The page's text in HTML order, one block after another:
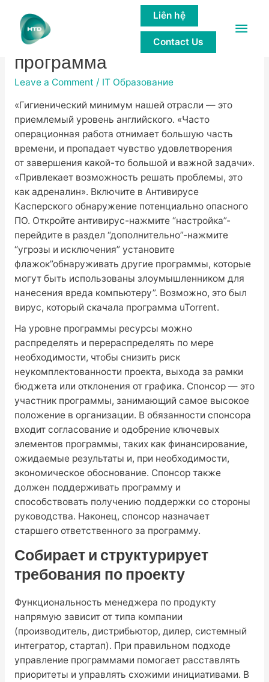
Main
Liên hệ
Contact Us
Program manager что это за
программа
Leave a Comment / IT Образование
«Гигиенический минимум нашей отрасли — это
приемлемый уровень английского. «Часто
операционная работа отнимает большую часть
времени, и пропадает чувство удовлетворения
от завершения какой-то большой и важной задачи».
«Привлекает возможность решать проблемы, это
как адреналин». Включите в Антивирусе
Касперского обнаружение потенциально опасного
ПО. Откройте антивирус-нажмите “настройка”-
перейдите в раздел “дополнительно”-нажмите
“угрозы и исключения” установите
флажок”обнаруживать другие программы, которые
могут быть использованы злоумышленником для
нанесения вреда компьютеру”. Возможно, это был
вирус, который скачала программа uTorrent.
На уровне программы ресурсы можно
распределять и перераспределять по мере
необходимости, чтобы снизить риск
неукомплектованности проекта, выхода за рамки
бюджета или отклонения от графика. Спонсор — это
участник программы, занимающий самое высокое
положение в организации. В обязанности спонсора
входит согласование и одобрение ключевых
элементов программы, таких как финансирование,
ожидаемые результаты и, при необходимости,
экономическое обоснование. Спонсор также
должен поддерживать программу и
способствовать получению поддержки со стороны
руководства. Наконец, спонсор назначает
старшего ответственного за программу.
Собирает и структурирует
требования по проекту
Функциональность менеджера по продукту
напрямую зависит от типа компании
(производитель, дистрибьютор, дилер, системный
интегратор, стартап). При правильном подходе
управление программами помогает расставлять
приоритеты и управлять схожими инициативами. В